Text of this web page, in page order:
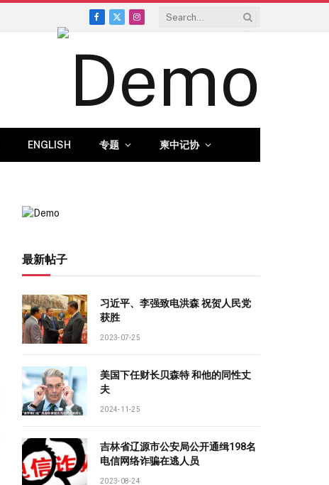
Facebook
X
Instagram
ENGLISH 专题 柬中记协
最新帖子
习近平、李强致电洪森 祝贺人民党
获胜
2023-07-25
美国下任财长贝森特 和他的同性丈
夫
2024-11-25
吉林省辽源市公安局公开通缉198名
电信网络诈骗在逃人员
2023-08-24